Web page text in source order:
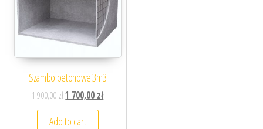
Szambo betonowe 3m3
1 900,00zł1 700,00 zł
Add to cart